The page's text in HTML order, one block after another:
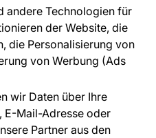
andere Technologien für
der Website, die
die Personalisierung von
von Werbung (Ads
wir Daten über Ihre
E-Mail-Adresse oder
Partner aus den
Tapetenmuster
ÜBER DAS UNTERNEHMEN